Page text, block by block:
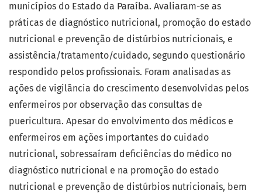
municípios do Estado da Paraíba. Avaliaram-se as
práticas de diagnóstico nutricional, promoção do estado
nutricional e prevenção de distúrbios nutricionais, e
assistência/tratamento/cuidado, segundo questionário
respondido pelos profissionais. Foram analisadas as
ações de vigilância do crescimento desenvolvidas pelos
enfermeiros por observação das consultas de
puericultura. Apesar do envolvimento dos médicos e
enfermeiros em ações importantes do cuidado
nutricional, sobressaíram deficiências do médico no
diagnóstico nutricional e na promoção do estado
nutricional e prevenção de distúrbios nutricionais, bem